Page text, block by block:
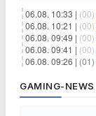
06.08. 10:33 | (00)
06.08. 10:21 | (00)
06.08. 09:49 | (00)
06.08. 09:41 | (00)
06.08. 09:26 | (01)
GAMING-NEWS